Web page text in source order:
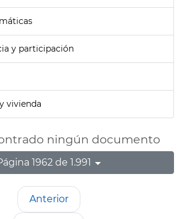
y participación
vivienda
ningún documento
1962 de 1.991
Anterior